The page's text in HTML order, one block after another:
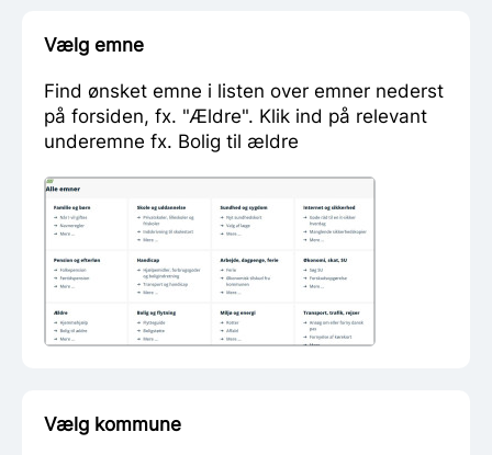
Vælg emne
Find ønsket emne i listen over emner nederst
på forsiden, fx. "Ældre". Klik ind på relevant
underemne fx. Bolig til ældre
Vælg kommune